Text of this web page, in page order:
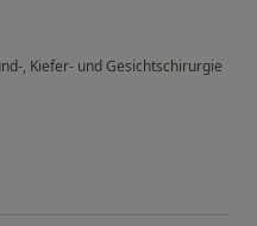
, Kiefer- und Gesichtschirurgie